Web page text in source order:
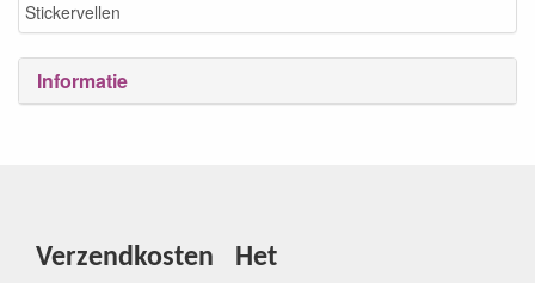
Stickervellen
Informatie
Verzendkosten
Het